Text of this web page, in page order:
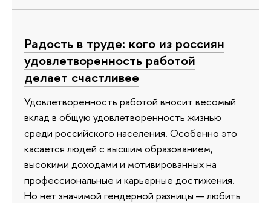
Радость в труде: кого из россиян
удовлетворенность работой
делает счастливее
Удовлетворенность работой вносит весомый
вклад в общую удовлетворенность жизнью
среди российского населения. Особенно это
касается людей с высшим образованием,
высокими доходами и мотивированных на
профессиональные и карьерные достижения.
Но нет значимой гендерной разницы — любить